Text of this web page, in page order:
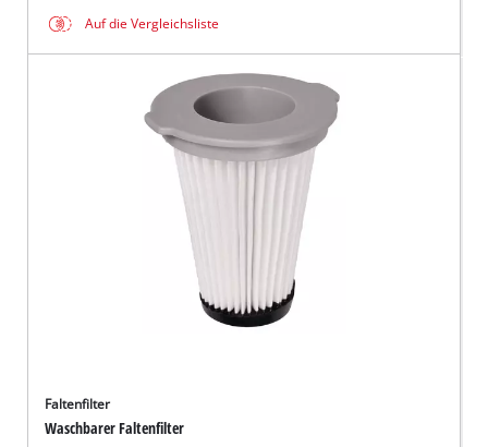
Auf die Vergleichsliste
Faltenfilter
Waschbarer Faltenfilter